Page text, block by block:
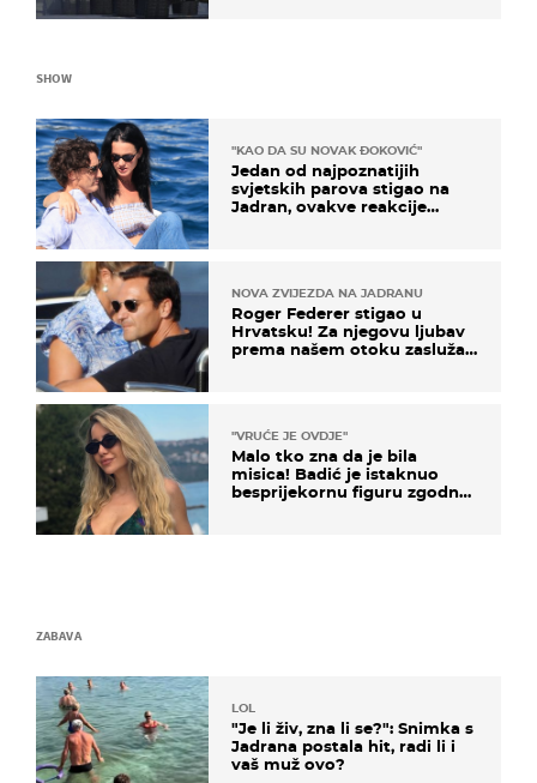
SHOW
"KAO DA SU NOVAK ĐOKOVIĆ"
Jedan od najpoznatijih
svjetskih parova stigao na
Jadran, ovakve reakcije
NOVA ZVIJEZDA NA JADRANU
Roger Federer stigao u
Hrvatsku! Za njegovu ljubav
prema našem otoku zaslužan
"VRUĆE JE OVDJE"
Malo tko zna da je bila
misica! Badić je istaknuo
besprijekornu figuru zgodne
ZABAVA
LOL
"Je li živ, zna li se?": Snimka s
Jadrana postala hit, radi li i
vaš muž ovo?